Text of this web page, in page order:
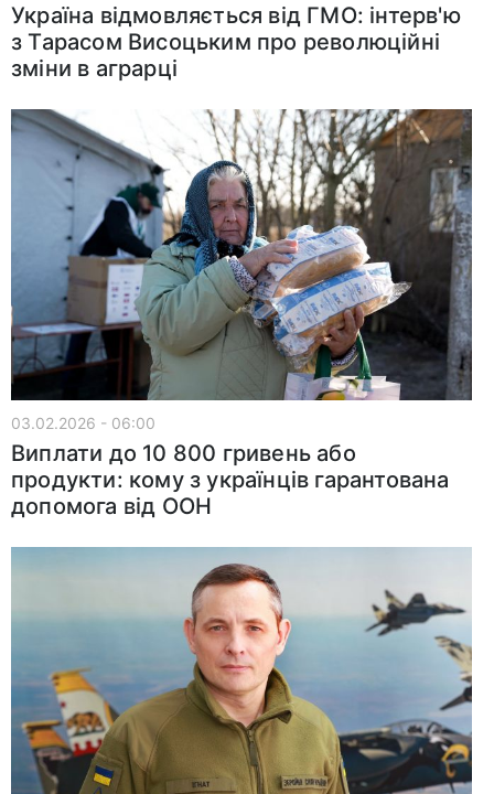
Україна відмовляється від ГМО: інтерв'ю
з Тарасом Висоцьким про революційні
зміни в аграрці
03.02.2026 - 06:00
Виплати до 10 800 гривень або
продукти: кому з українців гарантована
допомога від ООН